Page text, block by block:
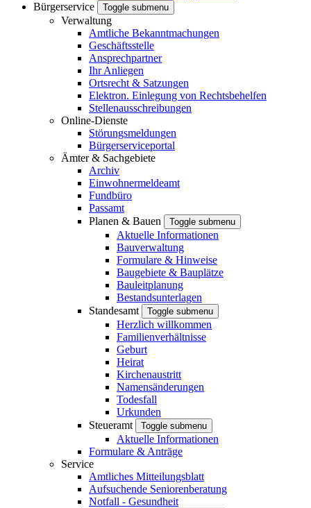
Bürgerservice
Toggle submenu
Verwaltung
Amtliche Bekanntmachungen
Geschäftsstelle
Ansprechpartner
Ihr Anliegen
Ortsrecht & Satzungen
Elektron. Einlegung von Rechtsbehelfen
Stellenausschreibungen
Online-Dienste
Störungsmeldungen
Bürgerserviceportal
Ämter & Sachgebiete
Archiv
Einwohnermeldeamt
Fundbüro
Passamt
Planen & Bauen
Toggle submenu
Aktuelle Informationen
Bauverwaltung
Formulare & Hinweise
Baugebiete & Bauplätze
Bauleitplanung
Bestandsunterlagen
Standesamt
Toggle submenu
Herzlich willkommen
Familienverhältnisse
Geburt
Heirat
Kirchenaustritt
Namensänderungen
Todesfall
Urkunden
Steueramt
Toggle submenu
Aktuelle Informationen
Formulare & Anträge
Service
Amtliches Mitteilungsblatt
Aufsuchende Seniorenberatung
Notfall - Gesundheit